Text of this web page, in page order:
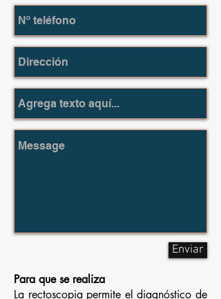
Para que se realiza
La rectoscopia permite el diagnóstico de
Enviar